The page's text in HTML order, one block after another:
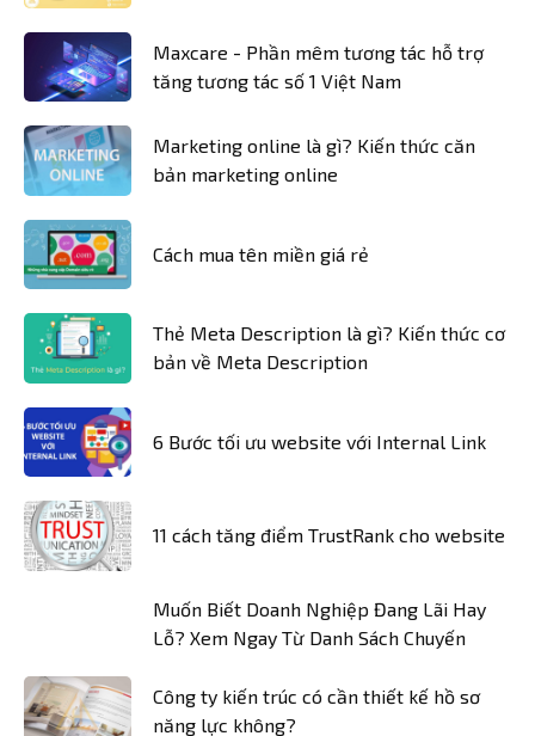
Maxcare - Phần mêm tương tác hỗ trợ
tăng tương tác số 1 Việt Nam
Marketing online là gì? Kiến thức căn
bản marketing online
Cách mua tên miền giá rẻ
Thẻ Meta Description là gì? Kiến thức cơ
bản về Meta Description
6 Bước tối ưu website với Internal Link
11 cách tăng điểm TrustRank cho website
Muốn Biết Doanh Nghiệp Đang Lãi Hay
Lỗ? Xem Ngay Từ Danh Sách Chuyến
Công ty kiến trúc có cần thiết kế hồ sơ
năng lực không?